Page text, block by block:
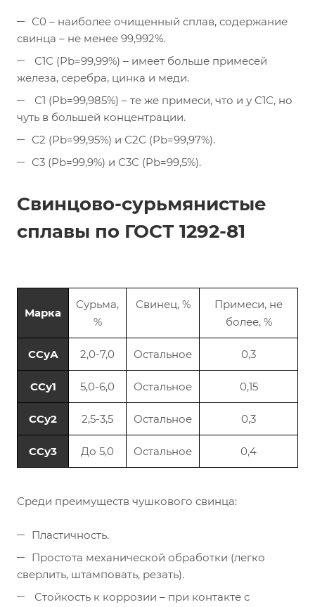
С0 – наиболее очищенный сплав, содержание
свинца – не менее 99,992%.
С1С (Pb=99,99%) – имеет больше примесей
железа, серебра, цинка и меди.
С1 (Pb=99,985%) – те же примеси, что и у С1С, но
чуть в большей концентрации.
С2 (Pb=99,95%) и С2С (Pb=99,97%).
С3 (Pb=99,9%) и С3С (Pb=99,5%).
Свинцово-сурьмянистые
сплавы по ГОСТ 1292-81
Марка
Сурьма,
%
Свинец, %
Примеси, не
более, %
ССуА 2,0-7,0 Остальное 0,3
ССу1 5,0-6,0 Остальное 0,15
ССу2 2,5-3,5 Остальное 0,3
ССу3 До 5,0 Остальное 0,4
Среди преимуществ чушкового свинца:
Пластичность.
Простота механической обработки (легко
сверлить, штамповать, резать).
Стойкость к коррозии – при контакте с